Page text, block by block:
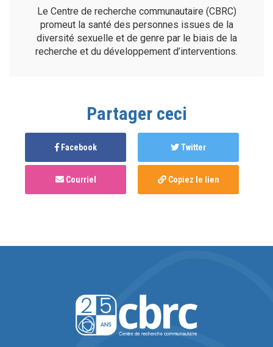
Le Centre de recherche communautaire (CBRC)
promeut la santé des personnes issues de la
diversité sexuelle et de genre par le biais de la
recherche et du développement d’interventions.
Partager ceci
Facebook Twitter
Courriel Copiez le lien